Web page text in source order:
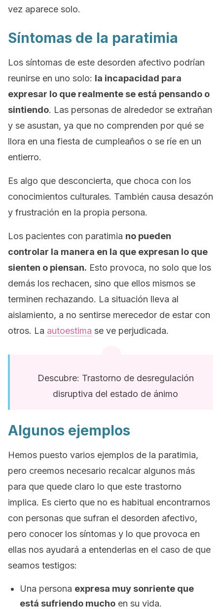
vez aparece solo.
Síntomas de la paratimia
Los síntomas de este desorden afectivo podrían
reunirse en uno solo: la incapacidad para
expresar lo que realmente se está pensando o
sintiendo. Las personas de alrededor se extrañan
y se asustan, ya que no comprenden por qué se
llora en una fiesta de cumpleaños o se ríe en un
entierro.
Es algo que desconcierta, que choca con los
conocimientos culturales. También causa desazón
y frustración en la propia persona.
Los pacientes con paratimia no pueden
controlar la manera en la que expresan lo que
sienten o piensan. Esto provoca, no solo que los
demás los rechacen, sino que ellos mismos se
terminen rechazando. La situación lleva al
aislamiento, a no sentirse merecedor de estar con
otros. La autoestima se ve perjudicada.
Descubre: Trastorno de desregulación
disruptiva del estado de ánimo
Algunos ejemplos
Hemos puesto varios ejemplos de la paratimia,
pero creemos necesario recalcar algunos más
para que quede claro lo que este trastorno
implica. Es cierto que no es habitual encontrarnos
con personas que sufran el desorden afectivo,
pero conocer los síntomas y lo que provoca en
ellas nos ayudará a entenderlas en el caso de que
seamos testigos:
Una persona expresa muy sonriente que
está sufriendo mucho en su vida.